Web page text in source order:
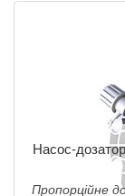
Насос-
Пропорційне